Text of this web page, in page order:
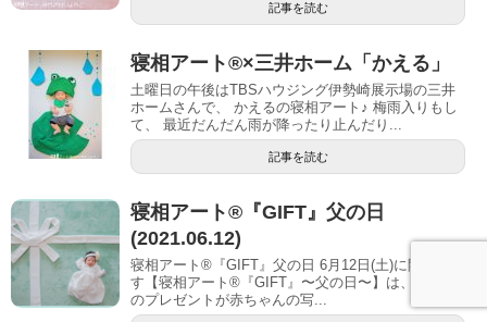
記事を読む
寝相アート®︎×三井ホーム「かえる」
土曜日の午後はTBSハウジング伊勢崎展示場の三井
ホームさんで、 かえるの寝相アート♪ 梅雨入りもし
て、 最近だんだん雨が降ったり止んだり...
記事を読む
寝相アート®『GIFT』父の日
(2021.06.12)
寝相アート®『GIFT』父の日 6月12日(土)に開催しま
す【寝相アート®︎『GIFT』〜父の日〜】は、パパへ
のプレゼントが赤ちゃんの写...